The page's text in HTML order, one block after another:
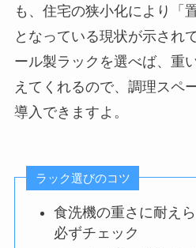
も、住宅の狭小化により「
となっている現状が示され
ール製ラックを選べば、重
えてくれるので、調理スペ
導入できますよ。
ラック選びのコツ
食洗機の重さに耐え
必ずチェック